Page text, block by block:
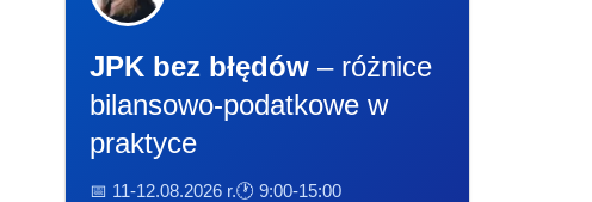
JPK bez błędów – różnice
bilansowo-podatkowe w
praktyce
📅 11-12.08.2026 r.🕐 9:00-15:00